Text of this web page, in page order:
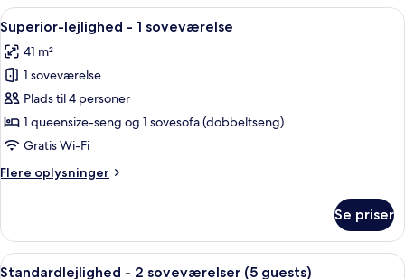
soveværelse
Indlæs
alle
billeder
af
Superior-
lejlighed
-
soveværelse
Superior-lejlighed - 1 soveværelse |
2
Superior-lejlighed - 1 soveværelse
41 m²
1 soveværelse
Plads til 4 personer
1 queensize-seng og 1 sovesofa (dobbeltseng)
Gratis Wi-Fi
Flere oplysninger
Flere
lejlighed
1
Se priser
Indlæs
Standardlejlighed - 2 soveværelser
2
Standardlejlighed - 2 soveværelser (5 guests)